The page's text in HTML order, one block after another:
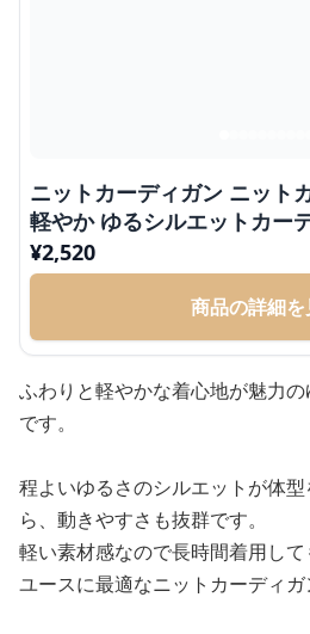
ニットカーディガン ニット
軽やか ゆるシルエットカー
¥2,520
商品の詳細を
ふわりと軽やかな着心地が魅力
です。
程よいゆるさのシルエットが体
ら、動きやすさも抜群です。
軽い素材感なので長時間着用し
ユースに最適なニットカーディガ